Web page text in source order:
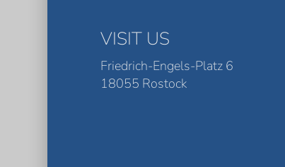
VISIT US
Friedrich-Engels-Platz 6
18055 Rostock